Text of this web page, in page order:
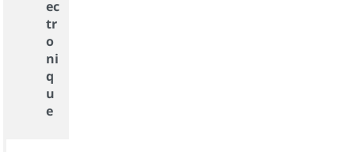
ec
tr
o
ni
q
u
e